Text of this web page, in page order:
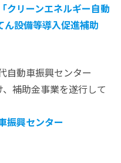
クリーンエネルギー自動
設備等導入促進補助
自動車振興センター
、補助金事業を遂行して
振興センター